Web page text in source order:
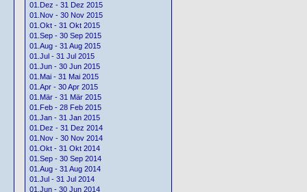
01.Dez - 31 Dez 2015
01.Nov - 30 Nov 2015
01.Okt - 31 Okt 2015
01.Sep - 30 Sep 2015
01.Aug - 31 Aug 2015
01.Jul - 31 Jul 2015
01.Jun - 30 Jun 2015
01.Mai - 31 Mai 2015
01.Apr - 30 Apr 2015
01.Mär - 31 Mär 2015
01.Feb - 28 Feb 2015
01.Jan - 31 Jan 2015
01.Dez - 31 Dez 2014
01.Nov - 30 Nov 2014
01.Okt - 31 Okt 2014
01.Sep - 30 Sep 2014
01.Aug - 31 Aug 2014
01.Jul - 31 Jul 2014
01.Jun - 30 Jun 2014